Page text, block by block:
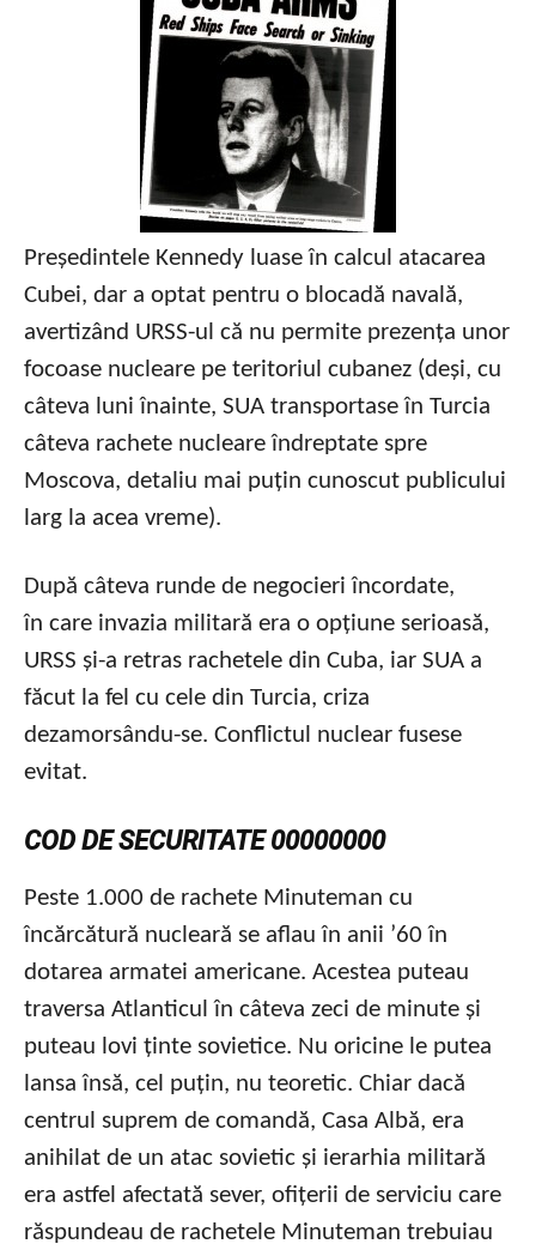
Președintele Kennedy luase în calcul atacarea
Cubei, dar a optat pentru o blocadă navală,
avertizând URSS-ul că nu permite prezența unor
focoase nucleare pe teritoriul cubanez (deși, cu
câteva luni înainte, SUA transportase în Turcia
câteva rachete nucleare îndreptate spre
Moscova, detaliu mai puțin cunoscut publicului
larg la acea vreme).
După câteva runde de negocieri încordate,
în care invazia militară era o opțiune serioasă,
URSS și-a retras rachetele din Cuba, iar SUA a
făcut la fel cu cele din Turcia, criza
dezamorsându-se. Conflictul nuclear fusese
evitat.
COD DE SECURITATE 00000000
Peste 1.000 de rachete Minuteman cu
încărcătură nucleară se aflau în anii ’60 în
dotarea armatei americane. Acestea puteau
traversa Atlanticul în câteva zeci de minute și
puteau lovi ținte sovietice. Nu oricine le putea
lansa însă, cel puțin, nu teoretic. Chiar dacă
centrul suprem de comandă, Casa Albă, era
anihilat de un atac sovietic și ierarhia militară
era astfel afectată sever, ofițerii de serviciu care
răspundeau de rachetele Minuteman trebuiau